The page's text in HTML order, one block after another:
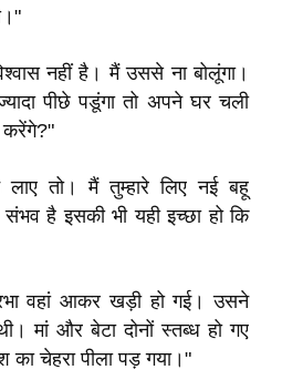
नहीं है। मैं उससे ना बोलूंगा।
पीछे पडूंगा तो अपने घर चली
करेंगे?"
तो। मैं तुम्हारे लिए नई बहू
है इसकी भी यही इच्छा हो कि
वहां आकर खड़ी हो गई। उसने
मां और बेटा दोनों स्तब्ध हो गए
का चेहरा पीला पड़ गया।"